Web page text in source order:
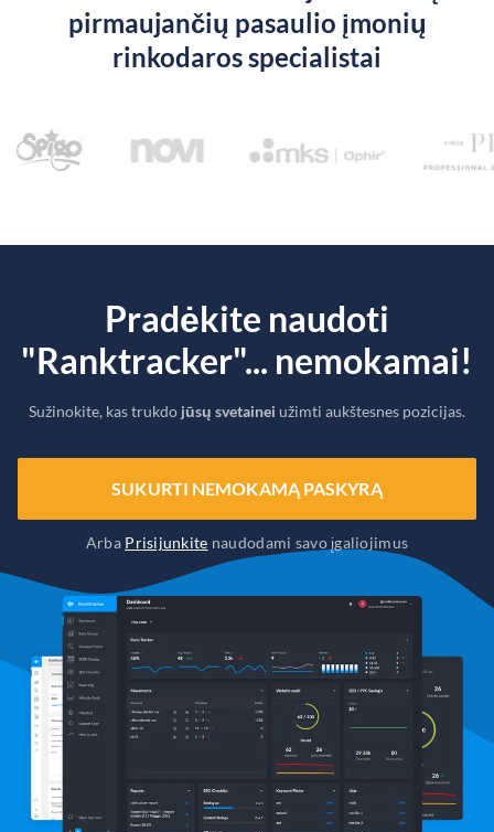
pirmaujančių pasaulio įmonių
rinkodaros specialistai
Pradėkite naudoti
"Ranktracker"... nemokamai!
Sužinokite, kas trukdo jūsų svetainei užimti aukštesnes pozicijas.
SUKURTI NEMOKAMĄ PASKYRĄ
Arba Prisijunkite naudodami savo įgaliojimus